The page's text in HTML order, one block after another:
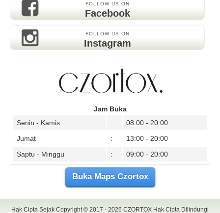
FOLLOW US ON
Facebook
FOLLOW US ON
Instagram
Jam Buka
Senin - Kamis
:
08:00 - 20:00
Jumat
:
13:00 - 20:00
Saptu - Minggu
: 09:00 - 20:00
Buka Maps Czortox
Hak Cipta Sejak Copyright © 2017 - 2026 CZORTOX Hak Cipta Dilindungi